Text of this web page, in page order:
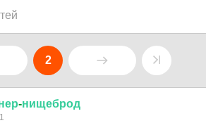
2
-нищеброд